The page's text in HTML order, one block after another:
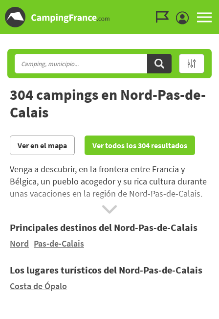
304 campings en Nord-Pas-de-
Calais
Ver en el mapa Ver todos los 304 resultados
Venga a descubrir, en la frontera entre Francia y
Bélgica, un pueblo acogedor y su rica cultura durante
unas vacaciones en la región de Nord-Pas-de-Calais.
En esta parte de la antigua Flandes, podrá visitar
campanarios.
vacaciones de camping en Nord-Pas-de-Calaisy
deténgase en los balnearios "Belle Epoque" de Le
Touquet y Merlimont. Y para los amantes de la
Principales destinos del Nord-Pas-de-Calais
Nord Pas-de-Calais
Los lugares turísticos del Nord-Pas-de-Calais
Costa de Ópalo